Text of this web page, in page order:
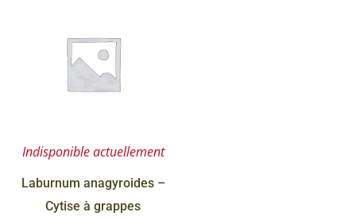
Indisponible actuellement
Laburnum anagyroides –
Cytise à grappes